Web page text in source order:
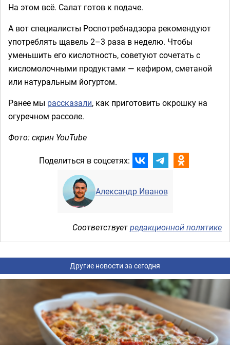
На этом всё. Салат готов к подаче.
А вот специалисты Роспотребнадзора рекомендуют
употреблять щавель 2–3 раза в неделю. Чтобы
уменьшить его кислотность, советуют сочетать с
кисломолочными продуктами — кефиром, сметаной
или натуральным йогуртом.
Ранее мы рассказали, как приготовить окрошку на
огуречном рассоле.
Фото: скрин YouTube
Поделиться в соцсетях:
Александр Иванов
Соответствуетредакционной политике
Другие новости за сегодня